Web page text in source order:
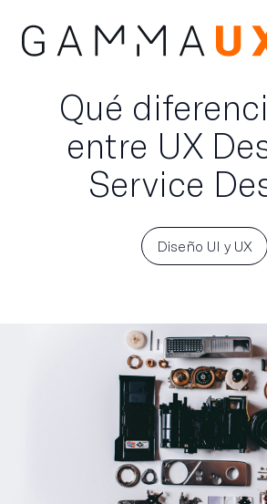
Qué
entre UX
Service
Diseño UI y UX